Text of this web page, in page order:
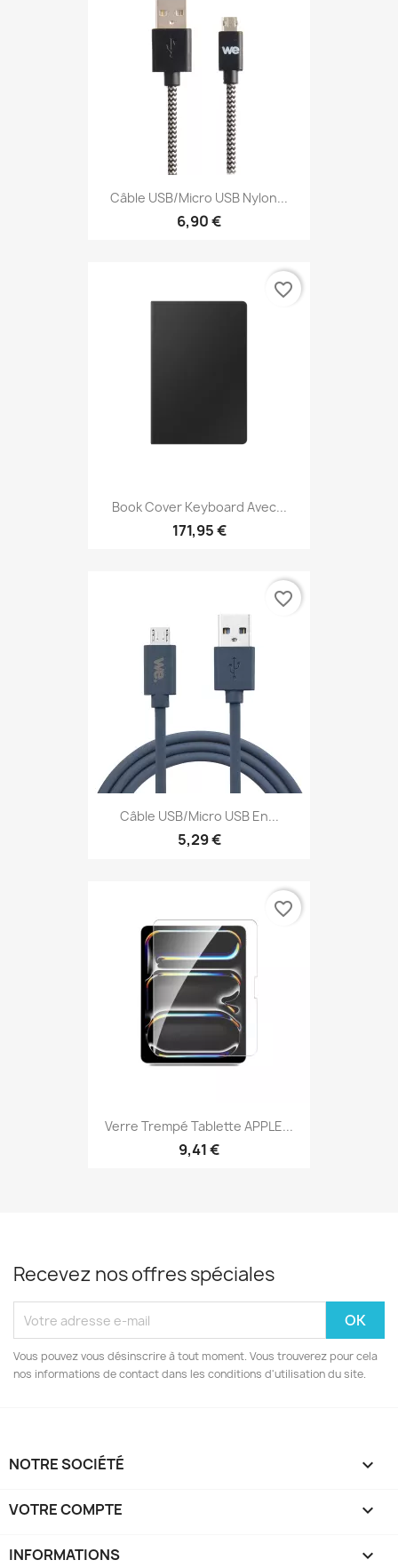
Câble USB/Micro USB Nylon...
6,90 €
Book Cover Keyboard Avec...
171,95 €
favorite_border
Câble USB/micro USB En...
5,29 €
favorite_border
Verre Trempé Tablette APPLE...
9,41 €
favorite_border
Recevez nos offres spéciales
Vous pouvez vous désinscrire à tout moment. Vous trouverez pour cela
nos informations de contact dans les conditions d'utilisation du site.
NOTRE SOCIÉTÉ 
VOTRE COMPTE 
INFORMATIONS keyboard_arrow_down